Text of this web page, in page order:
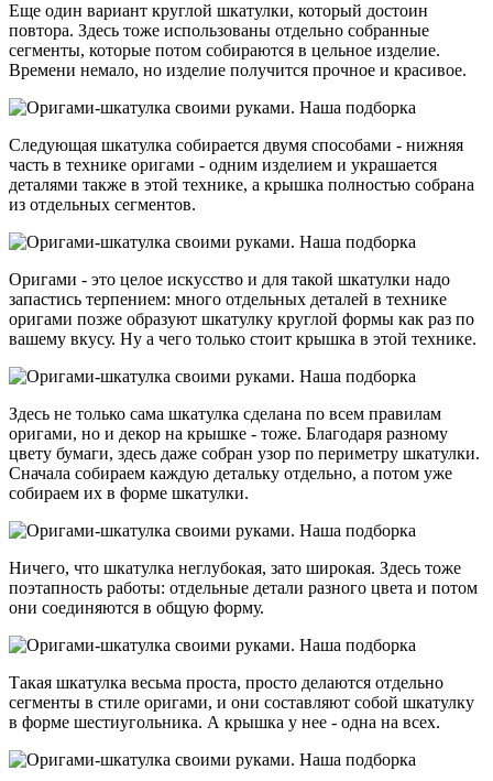
Еще один вариант круглой шкатулки, который достоин
повтора. Здесь тоже использованы отдельно собранные
сегменты, которые потом собираются в цельное изделие.
Времени немало, но изделие получится прочное и красивое.
Следующая шкатулка собирается двумя способами - нижняя
часть в технике оригами - одним изделием и украшается
деталями также в этой технике, а крышка полностью собрана
из отдельных сегментов.
Оригами - это целое искусство и для такой шкатулки надо
запастись терпением: много отдельных деталей в технике
оригами позже образуют шкатулку круглой формы как раз по
вашему вкусу. Ну а чего только стоит крышка в этой технике.
Здесь не только сама шкатулка сделана по всем правилам
оригами, но и декор на крышке - тоже. Благодаря разному
цвету бумаги, здесь даже собран узор по периметру шкатулки.
Сначала собираем каждую детальку отдельно, а потом уже
собираем их в форме шкатулки.
Ничего, что шкатулка неглубокая, зато широкая. Здесь тоже
поэтапность работы: отдельные детали разного цвета и потом
они соединяются в общую форму.
Такая шкатулка весьма проста, просто делаются отдельно
сегменты в стиле оригами, и они составляют собой шкатулку
в форме шестиугольника. А крышка у нее - одна на всех.